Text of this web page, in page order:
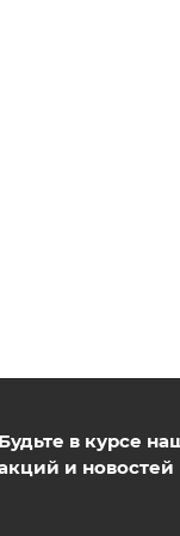
Будьте в курсе
и новостей